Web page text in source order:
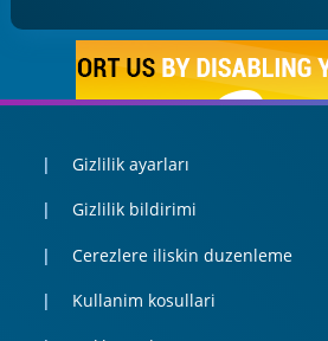
Gizlilik ayarları
Gizlilik bildirimi
Cerezlere iliskin duzenleme
Kullanim kosullari